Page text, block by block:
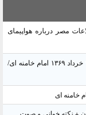
مصر درباره هواپیمای
منشور گفتمان امام و انقلاب - 7 /بخش دوم : شرح پیام ۱۰ خرداد ۱۳۶۹ امام خامنه ای/
خامنه ای